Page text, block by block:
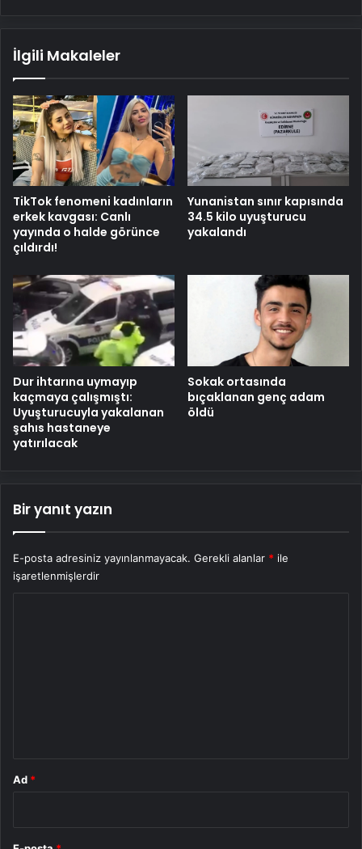
İlgili Makaleler
TikTok fenomeni kadınların
erkek kavgası: Canlı
yayında o halde görünce
çıldırdı!
Yunanistan sınır kapısında
34.5 kilo uyuşturucu
yakalandı
Dur ihtarına uymayıp
kaçmaya çalışmıştı:
Uyuşturucuyla yakalanan
şahıs hastaneye
yatırılacak
Sokak ortasında
bıçaklanan genç adam
öldü
Bir yanıt yazın
E-posta adresiniz yayınlanmayacak. Gerekli alanlar * ile
işaretlenmişlerdir
Ad *